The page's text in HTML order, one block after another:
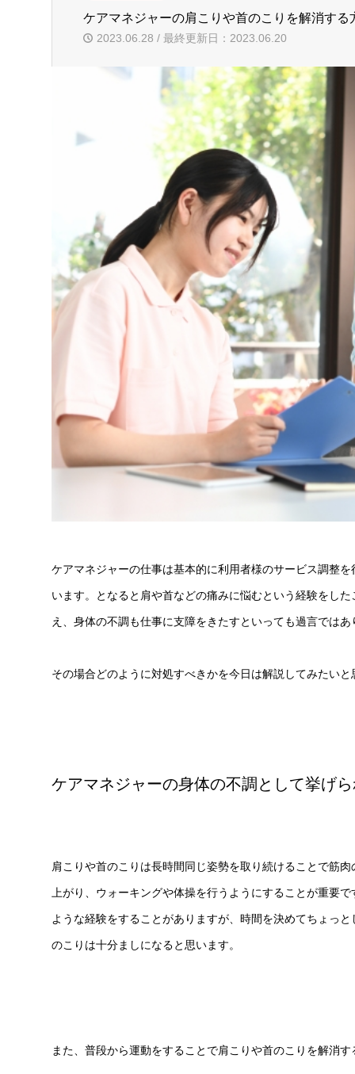
ケアマネジャーの肩こりや首のこりを解消する
2023.06.28 / 最終更新日：2023.06.20
ケアマネジャーの仕事は基本的に利用者様のサービス調整
います。となると肩や首などの痛みに悩むという経験をし
え、身体の不調も仕事に支障をきたすといっても過言ではあ
その場合どのように対処すべきかを今日は解説してみたい
ケアマネジャーの身体の不調として挙げ
肩こりや首のこりは長時間同じ姿勢を取り続けることで筋
上がり、ウォーキングや体操を行うようにすることが重要
ような経験をすることがありますが、時間を決めてちょっ
のこりは十分ましになると思います。
また、普段から運動をすることで肩こりや首のこりを解消